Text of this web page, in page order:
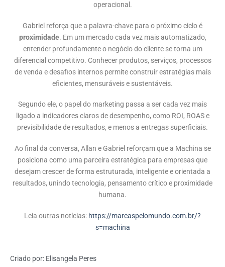
operacional.
Gabriel reforça que a palavra-chave para o próximo ciclo é
proximidade. Em um mercado cada vez mais automatizado,
entender profundamente o negócio do cliente se torna um
diferencial competitivo. Conhecer produtos, serviços, processos
de venda e desafios internos permite construir estratégias mais
eficientes, mensuráveis e sustentáveis.
Segundo ele, o papel do marketing passa a ser cada vez mais
ligado a indicadores claros de desempenho, como ROI, ROAS e
previsibilidade de resultados, e menos a entregas superficiais.
Ao final da conversa, Allan e Gabriel reforçam que a Machina se
posiciona como uma parceira estratégica para empresas que
desejam crescer de forma estruturada, inteligente e orientada a
resultados, unindo tecnologia, pensamento crítico e proximidade
humana.
Leia outras notícias: https://marcaspelomundo.com.br/?
s=machina
Criado por: Elisangela Peres